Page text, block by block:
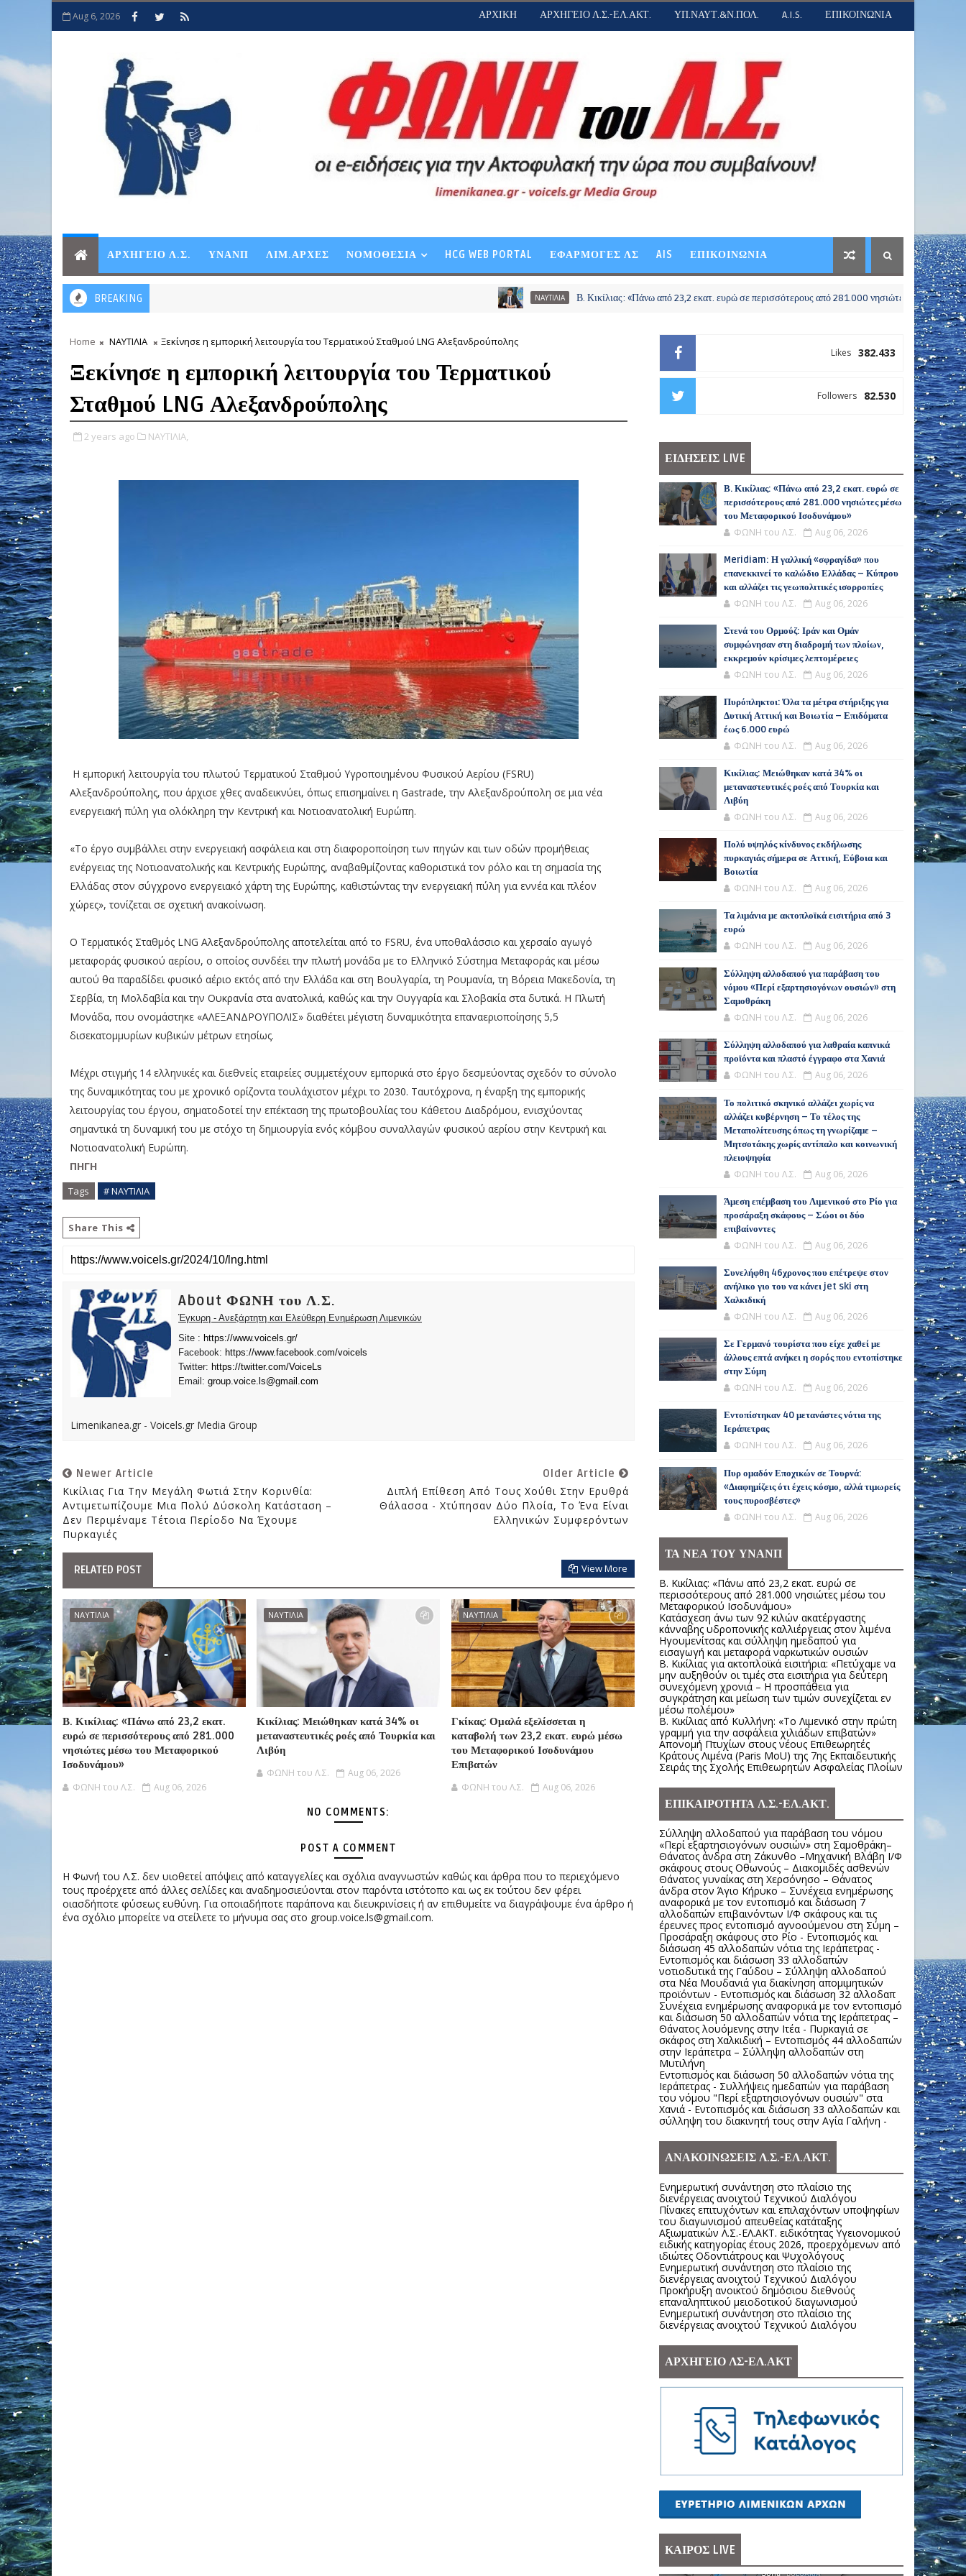
Aug 6, 2026 ΑΡΧΙΚΗ ΑΡΧΗΓΕΙΟ Λ.Σ.-ΕΛ.ΑΚΤ. ΥΠ.ΝΑΥΤ.&Ν.ΠΟΛ. A.I.S. ΕΠΙΚΟΙΝΩΝΙΑ
ΑΡΧΗΓΕΙΟ Λ.Σ. ΥΝΑΝΠ ΛΙΜ.ΑΡΧΕΣ ΝΟΜΟΘΕΣΙΑ HCG WEB PORTAL ΕΦΑΡΜΟΓΕΣ ΛΣ AIS ΕΠΙΚΟΙΝΩΝΙΑ
BREAKING ΝΑΥΤΙΛΙΑ Β. Κικίλιας: «Πάνω από 23,2 εκατ. ευρώ σε περισσότερους από 281.000 νησιώτες μέσω του Μεταφορικού
Home ΝΑΥΤΙΛΙΑ Ξεκίνησε η εμπορική λειτουργία του Τερματικού Σταθμού LNG Αλεξανδρούπολης
Ξεκίνησε η εμπορική λειτουργία του Τερματικού
Σταθμού LNG Αλεξανδρούπολης
2 years ago ΝΑΥΤΙΛΙΑ,
Η εμπορική λειτουργία του πλωτού Τερματικού Σταθμού Υγροποιημένου Φυσικού Αερίου (FSRU)
Αλεξανδρούπολης, που άρχισε χθες αναδεικνύει, όπως επισημαίνει η Gastrade, την Αλεξανδρούπολη σε μια νέα
ενεργειακή πύλη για ολόκληρη την Κεντρική και Νοτιοανατολική Ευρώπη.
«Το έργο συμβάλλει στην ενεργειακή ασφάλεια και στη διαφοροποίηση των πηγών και των οδών προμήθειας
ενέργειας της Νοτιοανατολικής και Κεντρικής Ευρώπης, αναβαθμίζοντας καθοριστικά τον ρόλο και τη σημασία της
Ελλάδας στον σύγχρονο ενεργειακό χάρτη της Ευρώπης, καθιστώντας την ενεργειακή πύλη για εννέα και πλέον
χώρες», τονίζεται σε σχετική ανακοίνωση.
Ο Τερματικός Σταθμός LNG Αλεξανδρούπολης αποτελείται από το FSRU, ένα υποθαλάσσιο και χερσαίο αγωγό
μεταφοράς φυσικού αερίου, ο οποίος συνδέει την πλωτή μονάδα με το Ελληνικό Σύστημα Μεταφοράς και μέσω
αυτού θα παραδίδει φυσικό αέριο εκτός από την Ελλάδα και στη Βουλγαρία, τη Ρουμανία, τη Βόρεια Μακεδονία, τη
Σερβία, τη Μολδαβία και την Ουκρανία στα ανατολικά, καθώς και την Ουγγαρία και Σλοβακία στα δυτικά. Η Πλωτή
Μονάδα, που ονομάστηκε «ΑΛΕΞΑΝΔΡΟΥΠΟΛΙΣ» διαθέτει μέγιστη δυναμικότητα επαναεριοποίησης 5,5
δισεκατομμυρίων κυβικών μέτρων ετησίως.
Μέχρι στιγμής 14 ελληνικές και διεθνείς εταιρείες συμμετέχουν εμπορικά στο έργο δεσμεύοντας σχεδόν το σύνολο
της δυναμικότητας του με χρονικό ορίζοντα τουλάχιστον μέχρι το 2030. Ταυτόχρονα, η έναρξη της εμπορικής
λειτουργίας του έργου, σηματοδοτεί την επέκταση της πρωτοβουλίας του Κάθετου Διαδρόμου, ενισχύοντας
σημαντικά τη δυναμική του με στόχο τη δημιουργία ενός κόμβου συναλλαγών φυσικού αερίου στην Κεντρική και
Νοτιοανατολική Ευρώπη.
ΠΗΓΗ
Tags # ΝΑΥΤΙΛΙΑ
Share This
About ΦΩΝΗ του Λ.Σ.
Έγκυρη - Ανεξάρτητη και Ελεύθερη Ενημέρωση Λιμενικών
Site : https://www.voicels.gr/
Facebook: https://www.facebook.com/voicels
Twitter: https://twitter.com/VoiceLs
Email: group.voice.ls@gmail.com
Limenikanea.gr - Voicels.gr Media Group
Newer Article
Κικίλιας Για Την Μεγάλη Φωτιά Στην Κορινθία:
Αντιμετωπίζουμε Μια Πολύ Δύσκολη Κατάσταση –
Δεν Περιμέναμε Τέτοια Περίοδο Να Έχουμε
Πυρκαγιές
Older Article
Διπλή Επίθεση Από Τους Χούθι Στην Ερυθρά
Θάλασσα - Χτύπησαν Δύο Πλοία, Το Ένα Είναι
Ελληνικών Συμφερόντων
RELATED POST View More
ΝΑΥΤΙΛΙΑ
Β. Κικίλιας: «Πάνω από 23,2 εκατ.
ευρώ σε περισσότερους από 281.000
νησιώτες μέσω του Μεταφορικού
Ισοδυνάμου»
ΦΩΝΗ του Λ.Σ. Aug 06, 2026
ΝΑΥΤΙΛΙΑ
Κικίλιας: Μειώθηκαν κατά 34% οι
μεταναστευτικές ροές από Τουρκία και
Λιβύη
ΦΩΝΗ του Λ.Σ. Aug 06, 2026
ΝΑΥΤΙΛΙΑ
Γκίκας: Ομαλά εξελίσσεται η
καταβολή των 23,2 εκατ. ευρώ μέσω
του Μεταφορικού Ισοδυνάμου
Επιβατών
ΦΩΝΗ του Λ.Σ. Aug 06, 2026
NO COMMENTS:
POST A COMMENT
Η Φωνή του Λ.Σ. δεν υιοθετεί απόψεις από καταγγελίες και σχόλια αναγνωστών καθώς και άρθρα που το περιεχόμενο
τους προέρχετε από άλλες σελίδες και αναδημοσιεύονται στον παρόντα ιστότοπο και ως εκ τούτου δεν φέρει
οιασδήποτε φύσεως ευθύνη. Για οποιαδήποτε παράπονα και διευκρινίσεις ή αν επιθυμείτε να διαγράψουμε ένα άρθρο ή
ένα σχόλιο μπορείτε να στείλετε το μήνυμα σας στο group.voice.ls@gmail.com.
382.433
Likes
82.530
Followers
ΕΙΔΗΣΕΙΣ LIVE
Β. Κικίλιας: «Πάνω από 23,2 εκατ. ευρώ σε
περισσότερους από 281.000 νησιώτες μέσω
του Μεταφορικού Ισοδυνάμου»
ΦΩΝΗ του Λ.Σ. Aug 06, 2026
Meridiam: Η γαλλική «σφραγίδα» που
επανεκκινεί το καλώδιο Ελλάδας – Κύπρου
και αλλάζει τις γεωπολιτικές ισορροπίες
ΦΩΝΗ του Λ.Σ. Aug 06, 2026
Στενά του Ορμούζ: Ιράν και Ομάν
συμφώνησαν στη διαδρομή των πλοίων,
εκκρεμούν κρίσιμες λεπτομέρειες
ΦΩΝΗ του Λ.Σ. Aug 06, 2026
Πυρόπληκτοι: Όλα τα μέτρα στήριξης για
Δυτική Αττική και Βοιωτία – Επιδόματα
έως 6.000 ευρώ
ΦΩΝΗ του Λ.Σ. Aug 06, 2026
Κικίλιας: Μειώθηκαν κατά 34% οι
μεταναστευτικές ροές από Τουρκία και
Λιβύη
ΦΩΝΗ του Λ.Σ. Aug 06, 2026
Πολύ υψηλός κίνδυνος εκδήλωσης
πυρκαγιάς σήμερα σε Αττική, Εύβοια και
Βοιωτία
ΦΩΝΗ του Λ.Σ. Aug 06, 2026
Τα λιμάνια με ακτοπλοϊκά εισιτήρια από 3
ευρώ
ΦΩΝΗ του Λ.Σ. Aug 06, 2026
Σύλληψη αλλοδαπού για παράβαση του
νόμου «Περί εξαρτησιογόνων ουσιών» στη
Σαμοθράκη
ΦΩΝΗ του Λ.Σ. Aug 06, 2026
Σύλληψη αλλοδαπού για λαθραία καπνικά
προϊόντα και πλαστό έγγραφο στα Χανιά
ΦΩΝΗ του Λ.Σ. Aug 06, 2026
Το πολιτικό σκηνικό αλλάζει χωρίς να
αλλάζει κυβέρνηση – Το τέλος της
Μεταπολίτευσης όπως τη γνωρίζαμε –
Μητσοτάκης χωρίς αντίπαλο και κοινωνική
πλειοψηφία
ΦΩΝΗ του Λ.Σ. Aug 06, 2026
Άμεση επέμβαση του Λιμενικού στο Ρίο για
προσάραξη σκάφους – Σώοι οι δύο
επιβαίνοντες
ΦΩΝΗ του Λ.Σ. Aug 06, 2026
Συνελήφθη 46χρονος που επέτρεψε στον
ανήλικο γιο του να κάνει jet ski στη
Χαλκιδική
ΦΩΝΗ του Λ.Σ. Aug 06, 2026
Σε Γερμανό τουρίστα που είχε χαθεί με
άλλους επτά ανήκει η σορός που εντοπίστηκε
στην Σύμη
ΦΩΝΗ του Λ.Σ. Aug 06, 2026
Εντοπίστηκαν 40 μετανάστες νότια της
Ιεράπετρας
ΦΩΝΗ του Λ.Σ. Aug 06, 2026
Πυρ ομαδόν Εποχικών σε Τουρνά:
«Διαφημίζεις ότι έχεις κόσμο, αλλά τιμωρείς
τους πυροσβέστες»
ΦΩΝΗ του Λ.Σ. Aug 06, 2026
ΤΑ ΝΕΑ ΤΟΥ ΥΝΑΝΠ
Β. Κικίλιας: «Πάνω από 23,2 εκατ. ευρώ σε
περισσότερους από 281.000 νησιώτες μέσω του
Μεταφορικού Ισοδυνάμου»
Κατάσχεση άνω των 92 κιλών ακατέργαστης
κάνναβης υδροπονικής καλλιέργειας στον λιμένα
Ηγουμενίτσας και σύλληψη ημεδαπού για
εισαγωγή και μεταφορά ναρκωτικών ουσιών
Β. Κικίλιας για ακτοπλοϊκά εισιτήρια: «Πετύχαμε να
μην αυξηθούν οι τιμές στα εισιτήρια για δεύτερη
συνεχόμενη χρονιά – Η προσπάθεια για
συγκράτηση και μείωση των τιμών συνεχίζεται εν
μέσω πολέμου»
Β. Κικίλιας από Κυλλήνη: «Το Λιμενικό στην πρώτη
γραμμή για την ασφάλεια χιλιάδων επιβατών»
Απονομή Πτυχίων στους νέους Επιθεωρητές
Κράτους Λιμένα (Paris MoU) της 7ης Εκπαιδευτικής
Σειράς της Σχολής Επιθεωρητών Ασφαλείας Πλοίων
ΕΠΙΚΑΙΡΟΤΗΤΑ Λ.Σ.-ΕΛ.ΑΚΤ.
Σύλληψη αλλοδαπού για παράβαση του νόμου
«Περί εξαρτησιογόνων ουσιών» στη Σαμοθράκη–
Θάνατος άνδρα στη Ζάκυνθο –Μηχανική Βλάβη Ι/Φ
σκάφους στους Οθωνούς – Διακομιδές ασθενών
Θάνατος γυναίκας στη Χερσόνησο – Θάνατος
άνδρα στον Άγιο Κήρυκο – Συνέχεια ενημέρωσης
αναφορικά με τον εντοπισμό και διάσωση 7
αλλοδαπών επιβαινόντων Ι/Φ σκάφους και τις
έρευνες προς εντοπισμό αγνοούμενου στη Σύμη –
Προσάραξη σκάφους στο Ρίο - Εντοπισμός και
διάσωση 45 αλλοδαπών νότια της Ιεράπετρας -
Εντοπισμός και διάσωση 33 αλλοδαπών
νοτιοδυτικά της Γαύδου – Σύλληψη αλλοδαπού
στα Νέα Μουδανιά για διακίνηση απομιμητικών
προϊόντων - Εντοπισμός και διάσωση 32 αλλοδαπ
Συνέχεια ενημέρωσης αναφορικά με τον εντοπισμό
και διάσωση 50 αλλοδαπών νότια της Ιεράπετρας –
Θάνατος λουόμενης στην Ιτέα - Πυρκαγιά σε
σκάφος στη Χαλκιδική – Εντοπισμός 44 αλλοδαπών
στην Ιεράπετρα – Σύλληψη αλλοδαπών στη
Μυτιλήνη
Εντοπισμός και διάσωση 50 αλλοδαπών νότια της
Ιεράπετρας - Συλλήψεις ημεδαπών για παράβαση
του νόμου "Περί εξαρτησιογόνων ουσιών" στα
Χανιά - Εντοπισμός και διάσωση 33 αλλοδαπών και
σύλληψη του διακινητή τους στην Αγία Γαλήνη -
ΑΝΑΚΟΙΝΩΣΕΙΣ Λ.Σ.-ΕΛ.ΑΚΤ.
Ενημερωτική συνάντηση στο πλαίσιο της
διενέργειας ανοιχτού Τεχνικού Διαλόγου
Πίνακες επιτυχόντων και επιλαχόντων υποψηφίων
του διαγωνισμού απευθείας κατάταξης
Αξιωματικών Λ.Σ.-ΕΛ.ΑΚΤ. ειδικότητας Υγειονομικού
ειδικής κατηγορίας έτους 2026, προερχόμενων από
ιδιώτες Οδοντιάτρους και Ψυχολόγους
Ενημερωτική συνάντηση στο πλαίσιο της
διενέργειας ανοιχτού Τεχνικού Διαλόγου
Προκήρυξη ανοικτού δημόσιου διεθνούς
επαναληπτικού μειοδοτικού διαγωνισμού
Ενημερωτική συνάντηση στο πλαίσιο της
διενέργειας ανοιχτού Τεχνικού Διαλόγου
ΑΡΧΗΓΕΙΟ ΛΣ-ΕΛ.ΑΚΤ
ΚΑΙΡΟΣ LIVE